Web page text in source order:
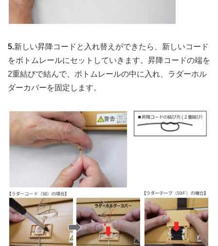
5.新しい昇降コードと入れ替えができたら、新しいコード
をボトムレールにセットしていきます。昇降コードの端を
2重結びで結んで、ボトムレールの中に入れ、ラダーホル
ダーカバーを固定します。